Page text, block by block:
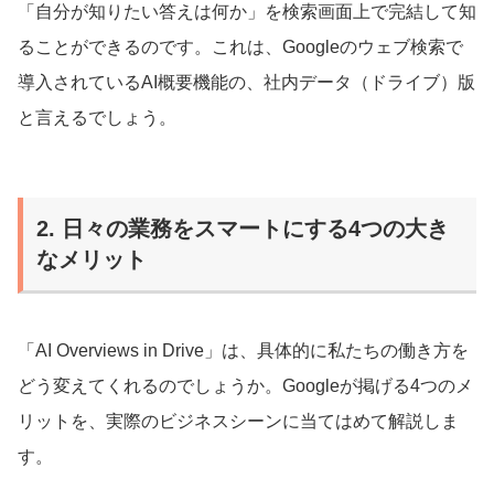
「自分が知りたい答えは何か」を検索画面上で完結して知
ることができるのです。これは、Googleのウェブ検索で
導入されているAI概要機能の、社内データ（ドライブ）版
と言えるでしょう。
2. 日々の業務をスマートにする4つの大き
なメリット
「AI Overviews in Drive」は、具体的に私たちの働き方を
どう変えてくれるのでしょうか。Googleが掲げる4つのメ
リットを、実際のビジネスシーンに当てはめて解説しま
す。